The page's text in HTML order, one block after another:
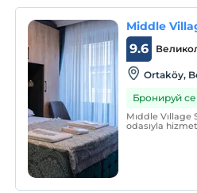
Middle
9.6
Ortaköy,
Бронируй
Mıddle Vıllage
odasıyla